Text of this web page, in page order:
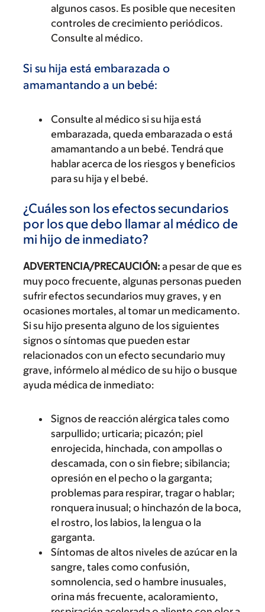
algunos casos. Es posible que necesiten
controles de crecimiento periódicos.
Consulte al médico.
Si su hija está embarazada o
amamantando a un bebé:
Consulte al médico si su hija está
embarazada, queda embarazada o está
amamantando a un bebé. Tendrá que
hablar acerca de los riesgos y beneficios
para su hija y el bebé.
¿Cuáles son los efectos secundarios
por los que debo llamar al médico de
mi hijo de inmediato?
ADVERTENCIA/PRECAUCIÓN: a pesar de que es
muy poco frecuente, algunas personas pueden
sufrir efectos secundarios muy graves, y en
ocasiones mortales, al tomar un medicamento.
Si su hijo presenta alguno de los siguientes
signos o síntomas que pueden estar
relacionados con un efecto secundario muy
grave, infórmelo al médico de su hijo o busque
ayuda médica de inmediato:
Signos de reacción alérgica tales como
sarpullido; urticaria; picazón; piel
enrojecida, hinchada, con ampollas o
descamada, con o sin fiebre; sibilancia;
opresión en el pecho o la garganta;
problemas para respirar, tragar o hablar;
ronquera inusual; o hinchazón de la boca,
el rostro, los labios, la lengua o la
garganta.
Síntomas de altos niveles de azúcar en la
sangre, tales como confusión,
somnolencia, sed o hambre inusuales,
orina más frecuente, acaloramiento,